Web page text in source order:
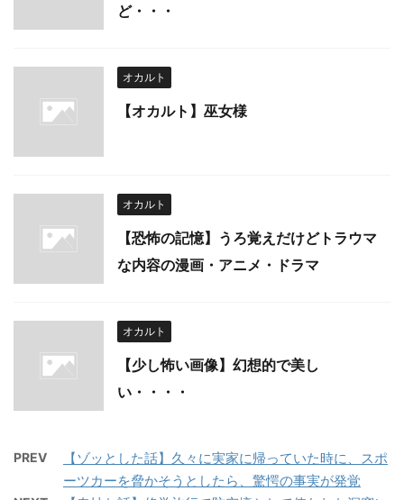
ど・・・
オカルト
【オカルト】巫女様
オカルト
【恐怖の記憶】うろ覚えだけどトラウマ
な内容の漫画・アニメ・ドラマ
オカルト
【少し怖い画像】幻想的で美し
い・・・・
PREV
【ゾッとした話】久々に実家に帰っていた時に、スポ
ーツカーを脅かそうとしたら、驚愕の事実が発覚